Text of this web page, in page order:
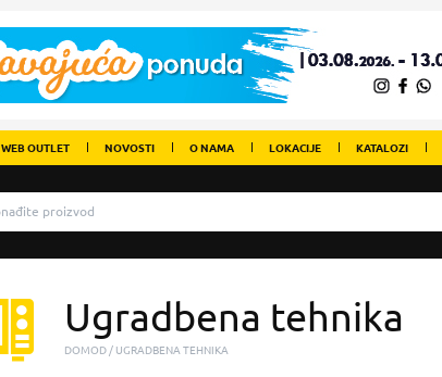
WEB OUTLET NOVOSTI O NAMA LOKACIJE KATALOZI
Ugradbena tehnika
DOMOD UGRADBENA TEHNIKA